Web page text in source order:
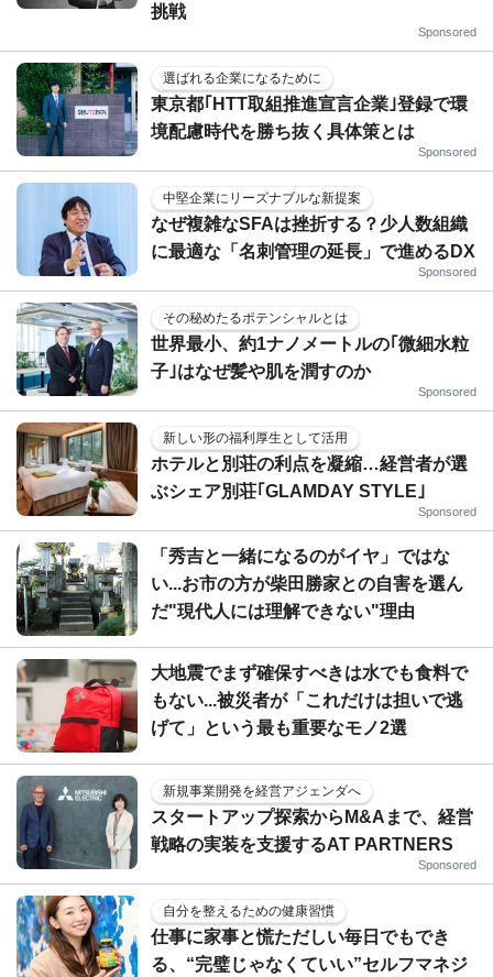
挑戦
Sponsored
選ばれる企業になるために
東京都｢HTT取組推進宣言企業｣登録で環
境配慮時代を勝ち抜く具体策とは
Sponsored
中堅企業にリーズナブルな新提案
なぜ複雑なSFAは挫折する？少人数組織
に最適な「名刺管理の延長」で進めるDX
Sponsored
その秘めたるポテンシャルとは
世界最小、約1ナノメートルの｢微細水粒
子｣はなぜ髪や肌を潤すのか
Sponsored
新しい形の福利厚生として活用
ホテルと別荘の利点を凝縮…経営者が選
ぶシェア別荘｢GLAMDAY STYLE｣
Sponsored
「秀吉と一緒になるのがイヤ」ではな
い...お市の方が柴田勝家との自害を選ん
だ"現代人には理解できない"理由
大地震でまず確保すべきは水でも食料で
もない...被災者が「これだけは担いで逃
げて」という最も重要なモノ2選
新規事業開発を経営アジェンダへ
スタートアップ探索からM&Aまで、経営
戦略の実装を支援するAT PARTNERS
Sponsored
自分を整えるための健康習慣
仕事に家事と慌ただしい毎日でもでき
る、“完璧じゃなくていい”セルフマネジ